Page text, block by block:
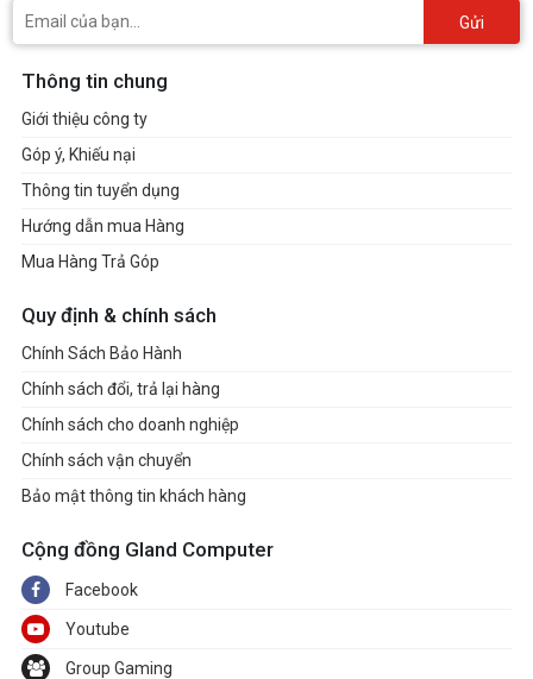
Gửi
Thông tin chung
Giới thiệu công ty
Góp ý, Khiếu nại
Thông tin tuyển dụng
Hướng dẫn mua Hàng
Mua Hàng Trả Góp
Quy định & chính sách
Chính Sách Bảo Hành
Chính sách đổi, trả lại hàng
Chính sách cho doanh nghiệp
Chính sách vận chuyển
Bảo mật thông tin khách hàng
Cộng đồng Gland Computer
Facebook
Youtube
Group Gaming